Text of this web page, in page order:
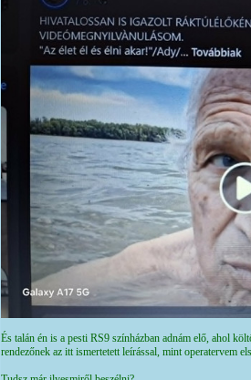
És talán én is a pesti RS9 színházban adnám elő, ahol
rendezőnek az itt ismertetett leírással, mint operatervem